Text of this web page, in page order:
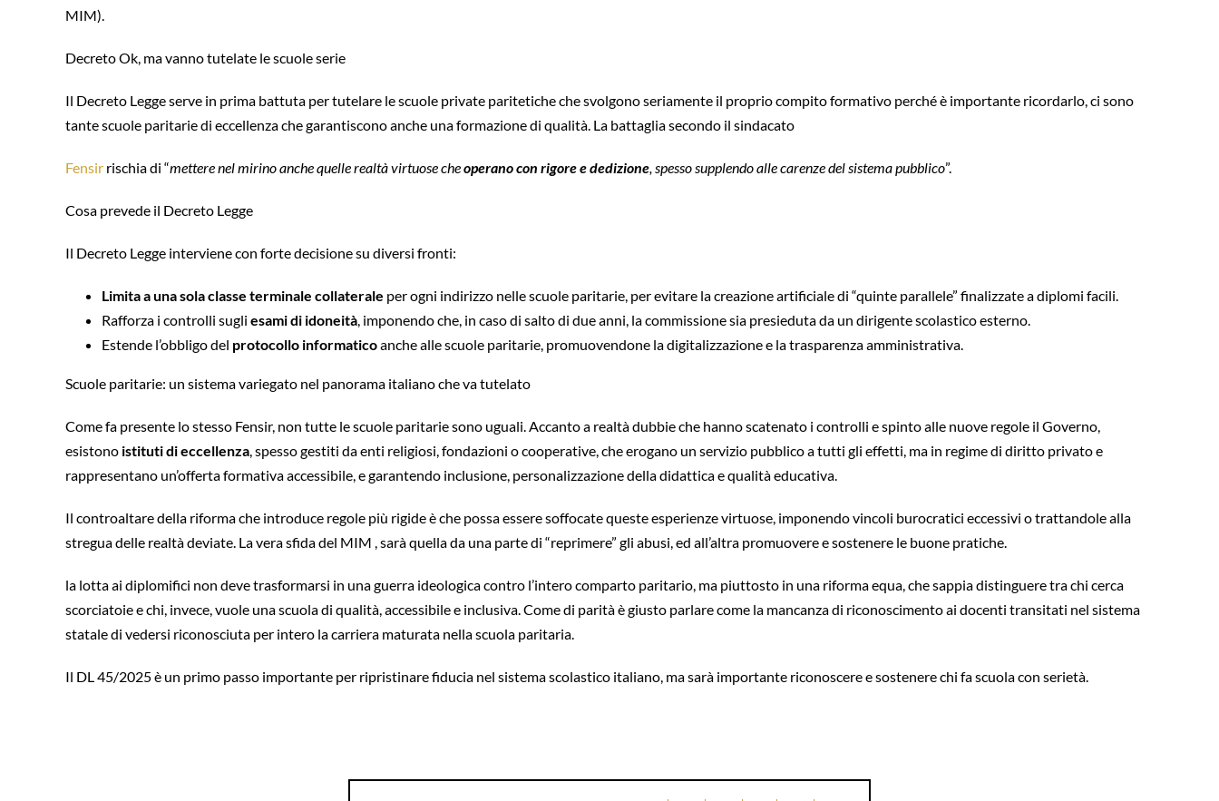
MIM).
Decreto Ok, ma vanno tutelate le scuole serie
Il Decreto Legge serve in prima battuta per tutelare le scuole private paritetiche che svolgono seriamente il proprio compito formativo perché è importante ricordarlo, ci sono
tante scuole paritarie di eccellenza che garantiscono anche una formazione di qualità. La battaglia secondo il sindacato
Fensirrischia di “mettere nel mirino anche quelle realtà virtuose cheoperano con rigore e dedizione, spesso supplendo alle carenze del sistema pubblico”.
Cosa prevede il Decreto Legge
Il Decreto Legge interviene con forte decisione su diversi fronti:
Limita a una sola classe terminale collaterale per ogni indirizzo nelle scuole paritarie, per evitare la creazione artificiale di “quinte parallele” finalizzate a diplomi facili.
Rafforza i controlli sugli esami di idoneità, imponendo che, in caso di salto di due anni, la commissione sia presieduta da un dirigente scolastico esterno.
Estende l’obbligo del protocollo informaticoanche alle scuole paritarie, promuovendone la digitalizzazione e la trasparenza amministrativa.
Scuole paritarie: un sistema variegato nel panorama italiano che va tutelato
Come fa presente lo stesso Fensir, non tutte le scuole paritarie sono uguali. Accanto a realtà dubbie che hanno scatenato i controlli e spinto alle nuove regole il Governo,
esistono istituti di eccellenza, spesso gestiti da enti religiosi, fondazioni o cooperative, che erogano un servizio pubblico a tutti gli effetti, ma in regime di diritto privato e
rappresentano un’offerta formativa accessibile, e garantendo inclusione, personalizzazione della didattica e qualità educativa.
Il controaltare della riforma che introduce regole più rigide è che possa essere soffocate queste esperienze virtuose, imponendo vincoli burocratici eccessivi o trattandole alla
stregua delle realtà deviate. La vera sfida del MIM , sarà quella da una parte di “reprimere” gli abusi, ed all’altra promuovere e sostenere le buone pratiche.
la lotta ai diplomifici non deve trasformarsi in una guerra ideologica contro l’intero comparto paritario, ma piuttosto in una riforma equa, che sappia distinguere tra chi cerca
scorciatoie e chi, invece, vuole una scuola di qualità, accessibile e inclusiva. Come di parità è giusto parlare come la mancanza di riconoscimento ai docenti transitati nel sistema
statale di vedersi riconosciuta per intero la carriera maturata nella scuola paritaria.
Il DL 45/2025 è un primo passo importante per ripristinare fiducia nel sistema scolastico italiano, ma sarà importante riconoscere e sostenere chi fa scuola con serietà.